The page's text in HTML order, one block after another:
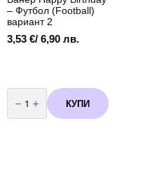
– Футбол (Football)
вариант 2
3,53 €/ 6,90 лв.
количество
за
Банер
Happy
КУПИ